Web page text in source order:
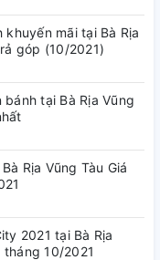
mãi tại Bà Rịa
góp (10/2021)
tại Bà Rịa Vũng
Rịa Vũng Tàu Giá
2021 tại Bà Rịa
10/2021